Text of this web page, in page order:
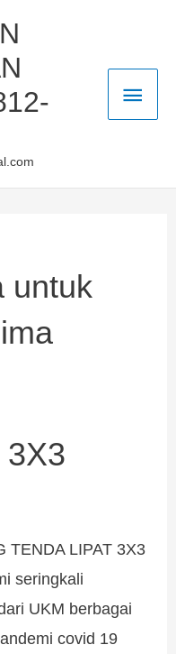
untuk
3X3
TENDA LIPAT 3X3
seringkali
UKM berbagai
covid 19